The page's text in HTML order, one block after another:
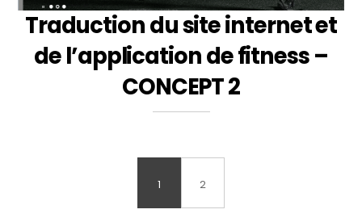
Traduction du site internet et
de l’application de fitness –
CONCEPT 2
1 2